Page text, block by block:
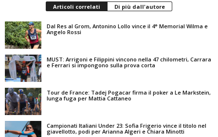
Articoli correlati Di più dall'autore
Dal Res al Grom, Antonino Lollo vince il 4° Memorial Wilma e
Angelo Rossi
MUST: Arrigoni e Filippini vincono nella 47 chilometri, Carrara
e Ferrari si impongono sulla prova corta
Tour de France: Tadej Pogacar firma il poker a Le Markstein,
lunga fuga per Mattia Cattaneo
Campionati Italiani Under 23: Sofia Frigerio vince il titolo nel
giavellotto, podi per Arianna Algeri e Chiara Minotti